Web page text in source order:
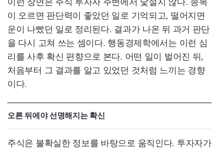
이런 장면은 주식 투자자 주변에서 낯설지 않다. 종목
이 오르면 판단력이 좋았던 일로 기억되고, 떨어지면
운이 나빴던 일로 정리된다. 결과가 나온 뒤 과거 판단
을 다시 고쳐 쓰는 셈이다. 행동경제학에서는 이런 심
리를 사후 확신 편향으로 본다. 어떤 일이 벌어진 뒤,
처음부터 그 결과를 알고 있었던 것처럼 느끼는 경향
이다.
오른 뒤에야 선명해지는 확신
주식은 불확실한 정보를 바탕으로 움직인다. 투자자가